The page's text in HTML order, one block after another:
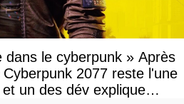
dans le cyberpunk » Après
2077 reste l'une
un des dév explique